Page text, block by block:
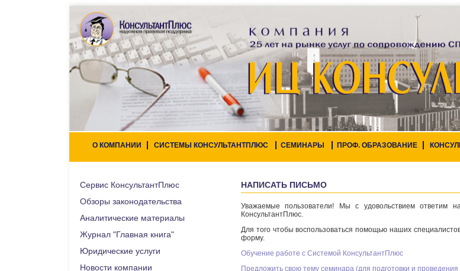
О КОМПАНИИ СИСТЕМЫ КОНСУЛЬТАНТПЛЮС СЕМИНАРЫ ПРОФ. ОБРАЗОВАНИЕ
Сервис КонсультантПлюс
Обзоры законодательства
Аналитические материалы
Журнал "Главная книга"
Юридические услуги
Новости компании
НАПИСАТЬ ПИСЬМО
Уважаемые пользователи! Мы с удовольствием ответим
КонсультантПлюс.
Для того чтобы воспользоваться помощью наших
форму.
Обучение работе с Системой КонсультантПлюс
Предложить свою тему семинара (для подготовки и